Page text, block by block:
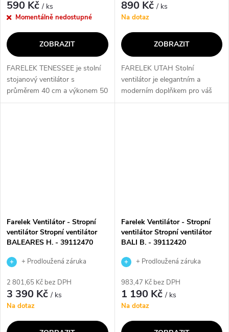
590 Kč/ ks
Momentálně nedostupné
ZOBRAZIT
FARELEK TENESSEE je stolní
stojanový ventilátor s
průměrem 40 cm a výkonem 50
W. Nabízí 3 rychlosti a možnost
890 Kč/ ks
Na dotaz
ZOBRAZIT
FARELEK UTAH Stolní
ventilátor je elegantním a
moderním doplňkem pro váš
interiér. S průměrem 30 cm a
Farelek Ventilátor - Stropní
ventilátor Stropní ventilátor
BALEARES H. - 39112470
+ Prodloužená záruka
2 801,65 Kč bez DPH
3 390 Kč/ ks
Na dotaz
Farelek Ventilátor - Stropní
ventilátor Stropní ventilátor
BALI B. - 39112420
+ Prodloužená záruka
983,47 Kč bez DPH
1 190 Kč/ ks
Na dotaz